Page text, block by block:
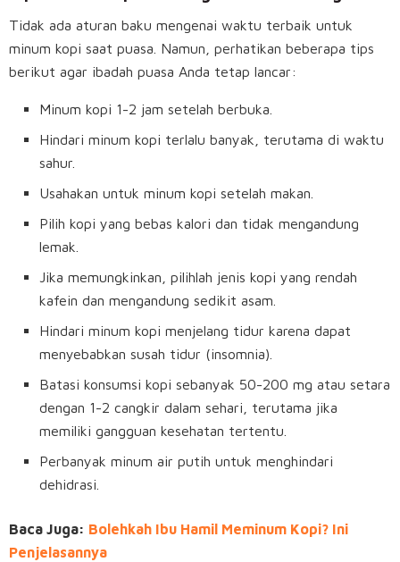
Tidak ada aturan baku mengenai waktu terbaik untuk
minum kopi saat puasa. Namun, perhatikan beberapa tips
berikut agar ibadah puasa Anda tetap lancar:
Minum kopi 1-2 jam setelah berbuka.
Hindari minum kopi terlalu banyak, terutama di waktu
sahur.
Usahakan untuk minum kopi setelah makan.
Pilih kopi yang bebas kalori dan tidak mengandung
lemak.
Jika memungkinkan, pilihlah jenis kopi yang rendah
kafein dan mengandung sedikit asam.
Hindari minum kopi menjelang tidur karena dapat
menyebabkan susah tidur (insomnia).
Batasi konsumsi kopi sebanyak 50-200 mg atau setara
dengan 1-2 cangkir dalam sehari, terutama jika
memiliki gangguan kesehatan tertentu.
Perbanyak minum air putih untuk menghindari
dehidrasi.
Baca Juga: Bolehkah Ibu Hamil Meminum Kopi? Ini
Penjelasannya